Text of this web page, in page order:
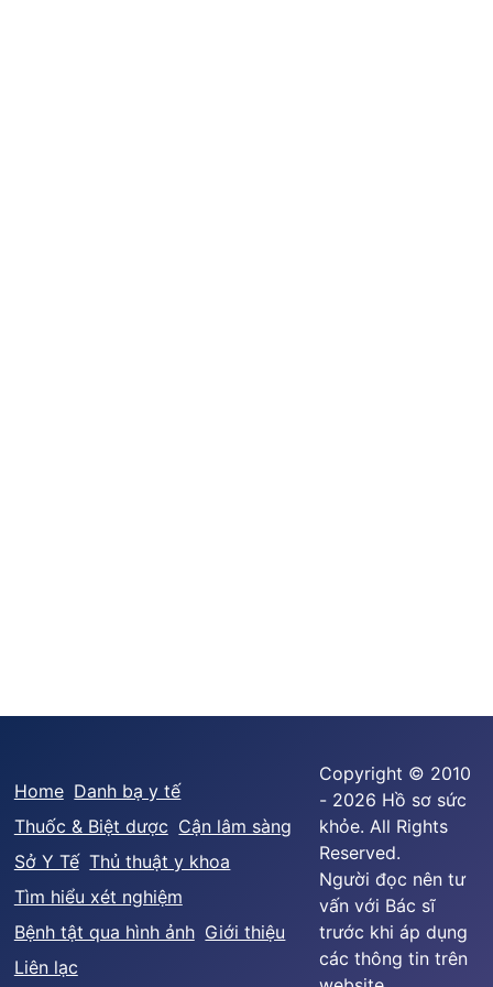
Home Danh bạ y tế
Thuốc & Biệt dược Cận lâm sàng
Sở Y Tế Thủ thuật y khoa
Tìm hiểu xét nghiệm
Bệnh tật qua hình ảnh Giới thiệu
Liên lạc
Copyright © 2010
- 2026 Hồ sơ sức
khỏe. All Rights
Reserved.
Người đọc nên tư
vấn với Bác sĩ
trước khi áp dụng
các thông tin trên